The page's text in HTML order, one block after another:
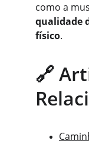
como a
qualidade
físico.
🔗